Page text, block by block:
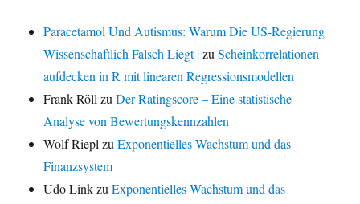
Paracetamol Und Autismus: Warum Die US-Regierung
Wissenschaftlich Falsch Liegt |zuScheinkorrelationen
aufdecken in R mit linearen Regressionsmodellen
Frank RöllzuDer Ratingscore – Eine statistische
Analyse von Bewertungskennzahlen
Wolf RieplzuExponentielles Wachstum und das
Finanzsystem
Udo LinkzuExponentielles Wachstum und das